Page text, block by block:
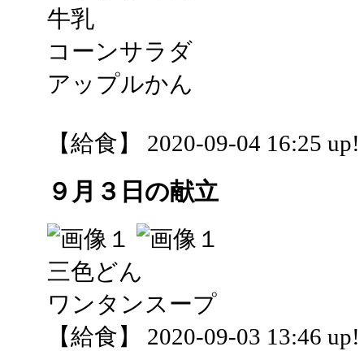
牛乳
コーンサラダ
アップルかん
【給食】 2020-09-04 16:25 up!
９月３日の献立
三色どん
ワンタンスープ
【給食】 2020-09-03 13:46 up!